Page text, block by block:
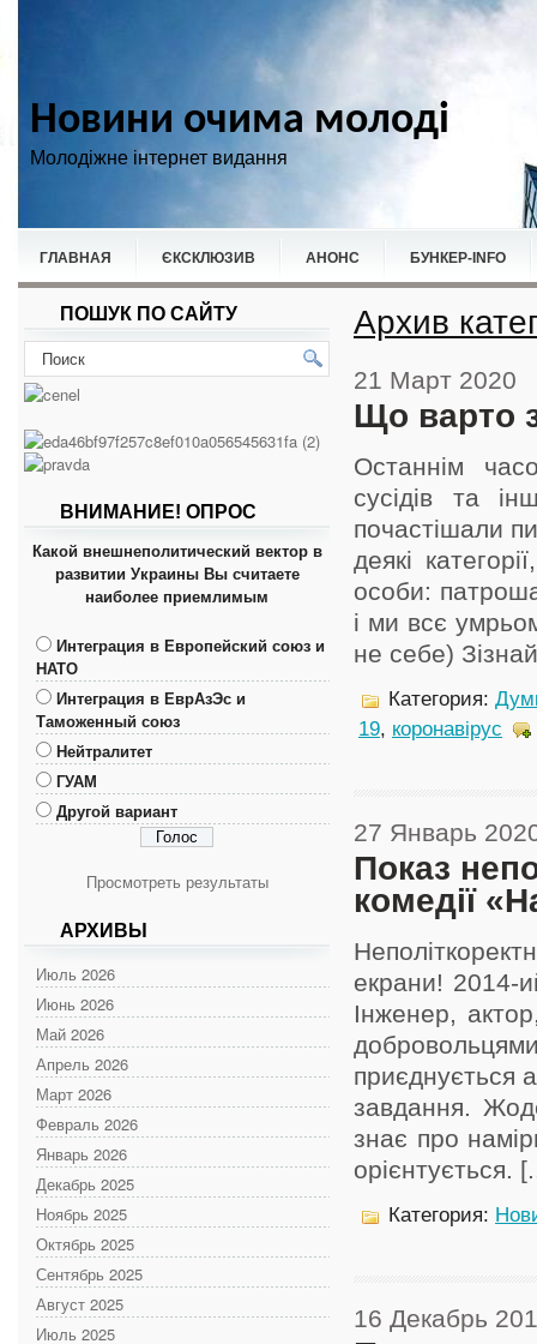
Новини очима молоді
Молодіжне інтернет видання
ГЛАВНАЯ ЄКСКЛЮЗИВ АНОНС БУНКЕР-ІNFO
НОВИНИ СПОРТ
ПОШУК ПО САЙТУ
ВНИМАНИЕ! ОПРОС
Какой внешнеполитический вектор в
развитии Украины Вы считаете
наиболее приемлимым
Интеграция в Европейский союз и
НАТО
Интеграция в ЕврАзЭс и
Таможенный союз
Нейтралитет
ГУАМ
Другой вариант
Просмотреть результаты
АРХИВЫ
Июль 2026
Июнь 2026
Май 2026
Апрель 2026
Март 2026
Февраль 2026
Январь 2026
Декабрь 2025
Ноябрь 2025
Октябрь 2025
Сентябрь 2025
Август 2025
Июль 2025
Архив
21 Март 2020
Що варто
Останнім
сусідів та
почастішали
деякі
особи:
і ми всє
не себе)
Категория:
19, коронавірус
27 Январь
Показ
комедії
екрани! 2014-
Інженер,
приєднується
завдання.
знає про
орієнтується.
Категория:
16 Декабрь